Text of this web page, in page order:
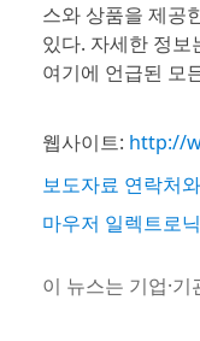
스와 상품을 제공
있다. 자세한 정
여기에 언급된 모
웹사이트: http://
보도자료 연락처
마우저 일렉트로
이 뉴스는 기업·